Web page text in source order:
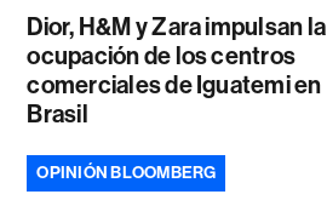
Dior, H&M y Zara impulsan la
ocupación de los centros
comerciales de Iguatemi en
Brasil
OPINIÓN BLOOMBERG